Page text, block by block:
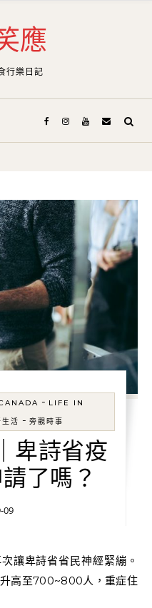
應
行樂日記
- LIFE IN
活 - 旁觀時事
卑詩省疫
了嗎？
09
高至700~800人，重症住